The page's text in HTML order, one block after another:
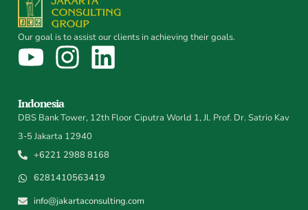
Our goal is to assist our clients in achieving their goals.
Indonesia
DBS Bank Tower, 12th Floor Ciputra World 1, Jl. Prof. Dr. Satrio Kav
3-5 Jakarta 12940
+6221 2988 8168
6281410563419
info@jakartaconsulting.com